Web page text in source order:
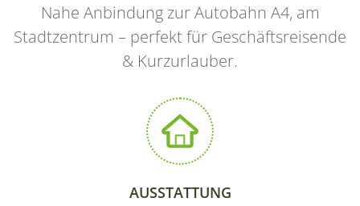
Nahe Anbindung zur Autobahn A4, am
Stadtzentrum – perfekt für Geschäftsreisende
& Kurzurlauber.
AUSSTATTUNG